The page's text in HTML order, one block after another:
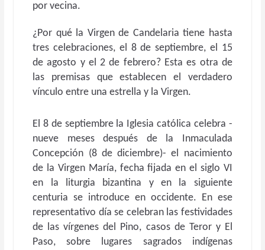
por vecina.
¿Por qué la Virgen de Candelaria tiene hasta
tres celebraciones, el 8 de septiembre, el 15
de agosto y el 2 de febrero? Esta es otra de
las premisas que establecen el verdadero
vínculo entre una estrella y la Virgen.
El 8 de septiembre la Iglesia católica celebra -
nueve meses después de la Inmaculada
Concepción (8 de diciembre)- el nacimiento
de la Virgen María, fecha fijada en el siglo VI
en la liturgia bizantina y en la siguiente
centuria se introduce en occidente. En ese
representativo día se celebran las festividades
de las vírgenes del Pino, casos de Teror y El
Paso, sobre lugares sagrados indígenas